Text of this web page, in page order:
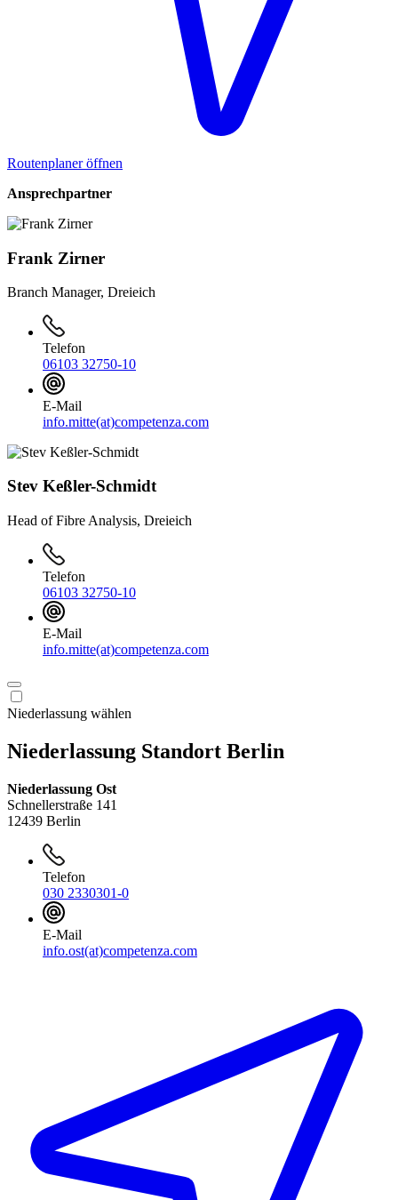
Routenplaner öffnen
Ansprechpartner
Frank Zirner
Branch Manager, Dreieich
Telefon
06103 32750-10
E-Mail
info.mitte(at)competenza.com
Stev Keßler-Schmidt
Head of Fibre Analysis, Dreieich
Telefon
06103 32750-10
E-Mail
info.mitte(at)competenza.com
Niederlassung wählen
Niederlassung Standort Berlin
Niederlassung Ost
Schnellerstraße 141
12439 Berlin
Telefon
030 2330301-0
E-Mail
info.ost(at)competenza.com